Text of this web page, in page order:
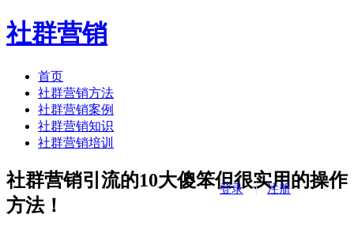
社群营销
首页
社群营销方法
社群营销案例
社群营销知识
社群营销培训
登录 注册
社群营销引流的10大傻笨但很实用的操作
方法！